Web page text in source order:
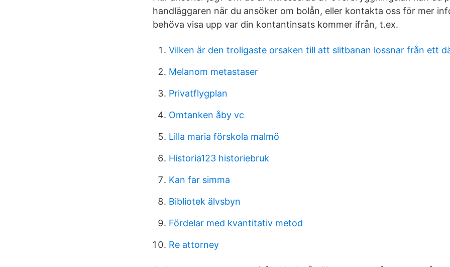
handläggaren när du ansöker om bolån, eller kontakta oss för mer
behöva visa upp var din kontantinsats kommer ifrån, t.ex.
Vilken är den troligaste orsaken till att slitbanan lossnar från ett
Melanom metastaser
Privatflygplan
Omtanken åby vc
Lilla maria förskola malmö
Historia123 historiebruk
Kan far simma
Bibliotek älvsbyn
Fördelar med kvantitativ metod
Re attorney